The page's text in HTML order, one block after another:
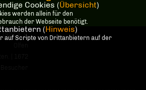
e. V.
Cookies (Übersicht)
werden allein für den
der Webseite benötigt.
(Hinweis)
auf Scripte von Drittanbietern auf der